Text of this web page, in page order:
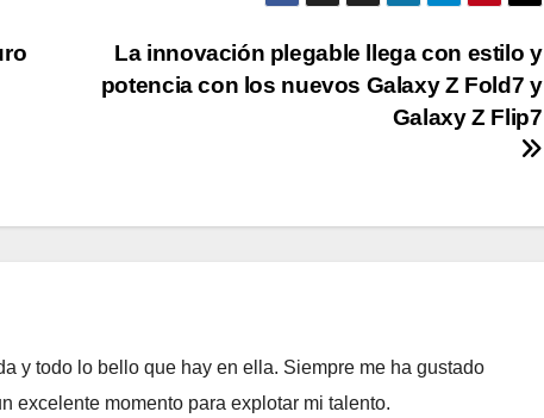
La innovación plegable llega con estilo y
potencia con los nuevos Galaxy Z Fold7 y
Galaxy Z Flip7
y todo lo bello que hay en ella. Siempre me ha gustado
excelente momento para explotar mi talento.